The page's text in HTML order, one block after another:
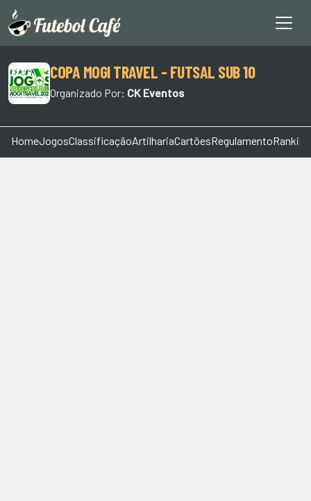
COPA MOGI TRAVEL - FUTSAL SUB 10
Organizado Por: CK Eventos
HomeJogosClassificaçãoArtilhariaCartõesRegulamentoRanking